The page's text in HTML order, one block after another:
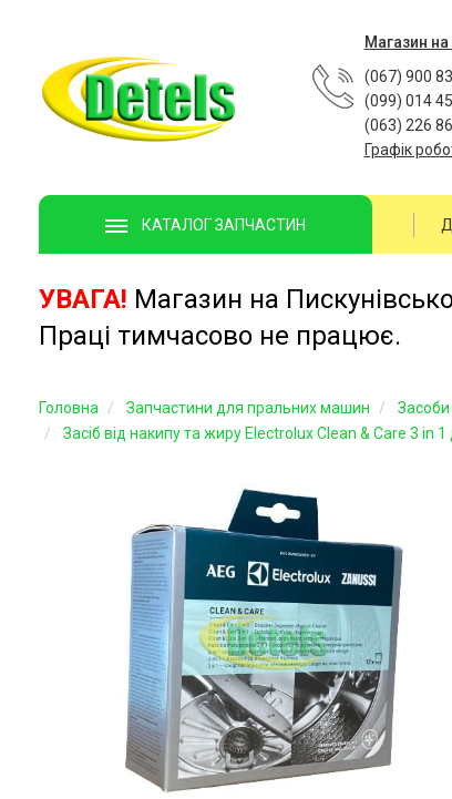
Магазин
(067) 900
(099) 014
(063) 226
Графік
КАТАЛОГ ЗАПЧАСТИН
УВАГА! Магазин на
Праці тимчасово не працює.
Головна Запчастини для пральних машин
Засоби
Засіб від накипу та жиру Electrolux Clean & Care 3